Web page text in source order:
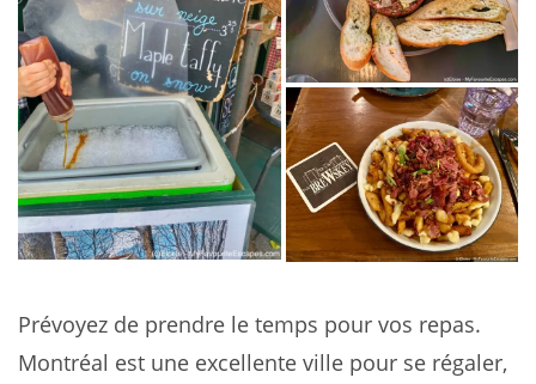
Prévoyez de prendre le temps pour vos repas.
Montréal est une excellente ville pour se régaler,